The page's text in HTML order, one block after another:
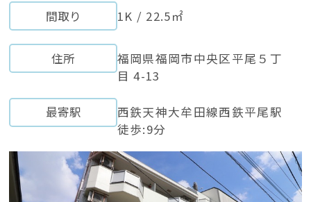
間取り 1K / 22.5㎡
住所
福岡県福岡市中央区平尾５丁
目 4-13
最寄駅
西鉄天神大牟田線西鉄平尾駅
徒歩:9分